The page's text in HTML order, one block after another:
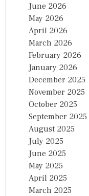
June 2026
May 2026
April 2026
March 2026
February 2026
January 2026
December 2025
November 2025
October 2025
September 2025
August 2025
July 2025
June 2025
May 2025
April 2025
March 2025